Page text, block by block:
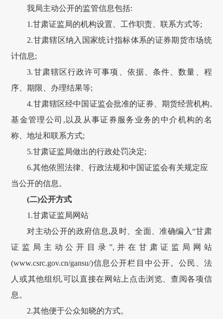
我局主动公开的监管信息包括:
1.甘肃证监局的机构设置、工作职责、联系方式等;
2.甘肃辖区纳入国家统计指标体系的证券期货市场统
计信息;
3.甘肃辖区行政许可事项、依据、条件、数量、程
序、期限、办理结果等;
4.甘肃辖区经中国证监会批准的证券、期货经营机构,
基金管理公司,以及从事证券服务业务的中介机构的名
称、地址和联系方式;
5.甘肃证监局做出的行政处罚决定;
6.其他依照法律、行政法规和中国证监会有关规定应
当公开的信息。
(二)公开方式
1.甘肃证监局网站
对主动公开的政府信息,及时、全面、准确编入“甘肃
证监局主动公开目录”,并在 甘肃证监局网站
(www.csrc.gov.cn/gansu/)信息公开栏目中公开。公民、法
人或其他组织,可以直接在网站上点击浏览、查阅各项信
息。
2.其他便于公众知晓的方式。